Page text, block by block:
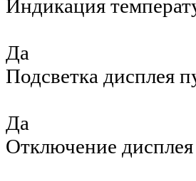
Индикация
Да
Подсветка дисплея
Да
Отключение дисплея